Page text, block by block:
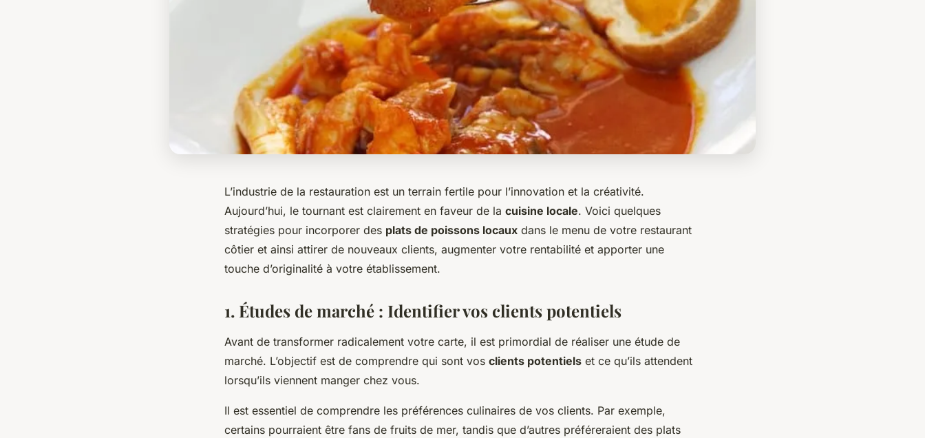
L’industrie de la restauration est un terrain fertile pour l’innovation et la créativité.
Aujourd’hui, le tournant est clairement en faveur de la cuisine locale. Voici quelques
stratégies pour incorporer des plats de poissons locaux dans le menu de votre restaurant
côtier et ainsi attirer de nouveaux clients, augmenter votre rentabilité et apporter une
touche d’originalité à votre établissement.
1. Études de marché : Identifier vos clients potentiels
Avant de transformer radicalement votre carte, il est primordial de réaliser une étude de
marché. L’objectif est de comprendre qui sont vos clients potentiels et ce qu’ils attendent
lorsqu’ils viennent manger chez vous.
Il est essentiel de comprendre les préférences culinaires de vos clients. Par exemple,
certains pourraient être fans de fruits de mer, tandis que d’autres préféreraient des plats